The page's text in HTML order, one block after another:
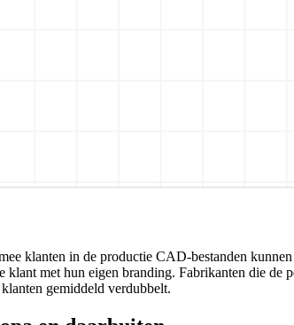
klanten in de productie CAD-bestanden
met hun eigen branding. Fabrikanten die de
gemiddeld verdubbelt.